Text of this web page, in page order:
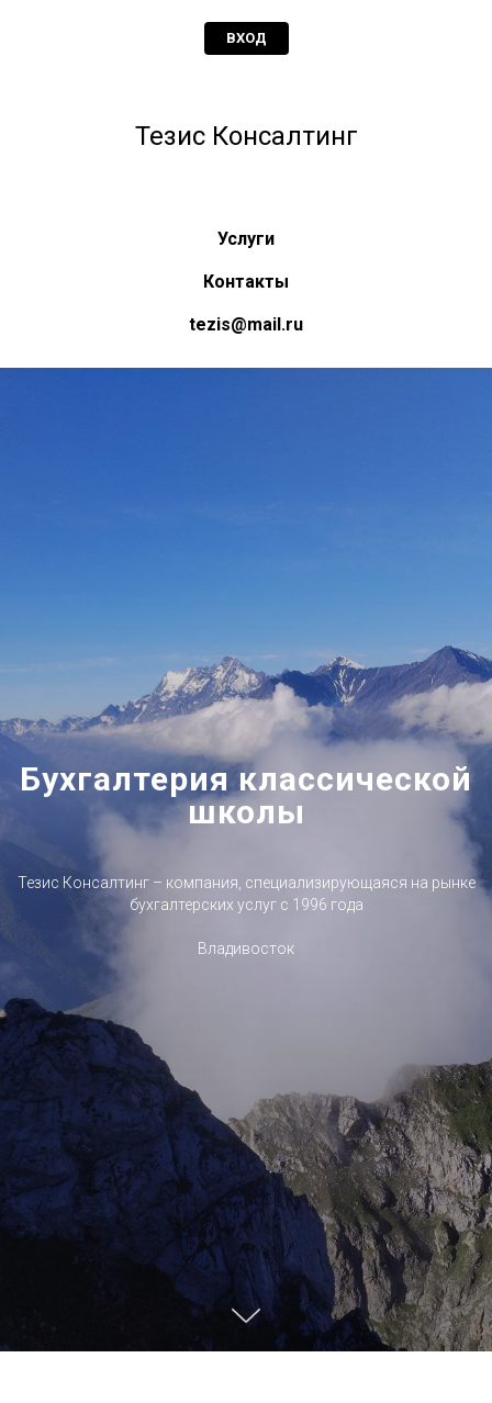
ВХОД
Тезис Консалтинг
Услуги
Контакты
tezis@mail.ru
Бухгалтерия классической
школы
Тезис Консалтинг – компания, специализирующаяся на рынке
бухгалтерских услуг с 1996 года
Владивосток